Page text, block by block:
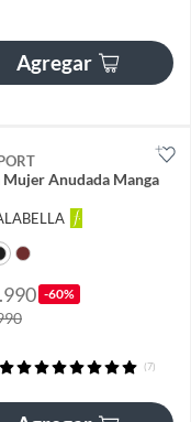
Agregar
Mujer Anudada Manga
-60%
(7)